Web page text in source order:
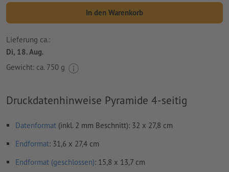
In den Warenkorb
Lieferung ca.:
Di, 18. Aug.
Gewicht: ca. 750 g
Druckdatenhinweise Pyramide 4-seitig
Datenformat (inkl. 2 mm Beschnitt): 32 x 27,8 cm
Endformat: 31,6 x 27,4 cm
Endformat (geschlossen): 15,8 x 13,7 cm